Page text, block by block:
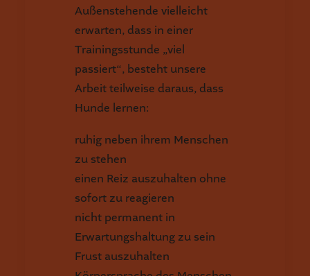
Außenstehende vielleicht
erwarten, dass in einer
Trainingsstunde „viel
passiert“, besteht unsere
Arbeit teilweise daraus, dass
Hunde lernen:
ruhig neben ihrem Menschen
zu stehen
einen Reiz auszuhalten ohne
sofort zu reagieren
nicht permanent in
Erwartungshaltung zu sein
Frust auszuhalten